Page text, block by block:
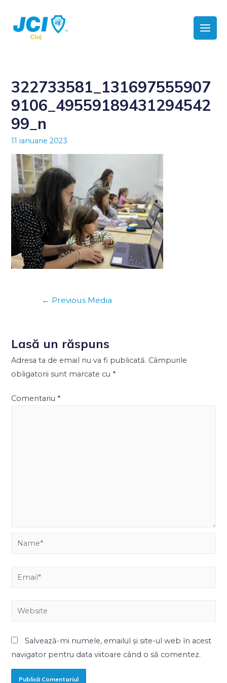
322733581_131697555907
9106_49559189431294542
99_n
11 ianuarie 2023
← Previous Media
Lasă un răspuns
Adresa ta de email nu va fi publicată. Câmpurile
obligatorii sunt marcate cu *
Comentariu *
Salvează-mi numele, emailul și site-ul web în acest
navigator pentru data viitoare când o să comentez.